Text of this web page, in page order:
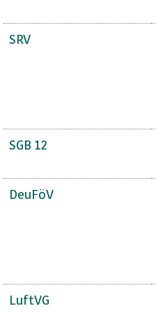
SRV
SGB 12
DeuFöV
LuftVG